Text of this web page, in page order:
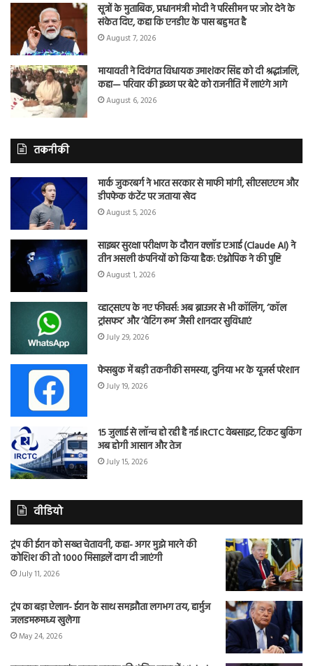
सूत्रों के मुताबिक, प्रधानमंत्री मोदी ने परिसीमन पर जोर देने के
संकेत दिए, कहा कि एनडीए के पास बहुमत है
August 7, 2026
मायावती ने दिवंगत विधायक उमाशंकर सिंह को दी श्रद्धांजलि,
कहा— परिवार की इच्छा पर बेटे को राजनीति में लाएंगे आगे
August 6, 2026
तकनीकी
मार्क जुकरबर्ग ने भारत सरकार से माफी मांगी, सीएसएएम और
डीपफेक कंटेंट पर जताया खेद
August 5, 2026
साइबर सुरक्षा परीक्षण के दौरान क्लॉड एआई (Claude AI) ने
तीन असली कंपनियों को किया हैक: एंथ्रोपिक ने की पुष्टि
August 1, 2026
व्हाट्सएप के नए फीचर्स: अब ब्राउजर से भी कॉलिंग, ‘कॉल
ट्रांसफर’ और ‘वेटिंग रूम’ जैसी शानदार सुविधाएं
July 29, 2026
फेसबुक में बड़ी तकनीकी समस्या, दुनिया भर के यूजर्स परेशान
July 19, 2026
15 जुलाई से लॉन्च हो रही है नई IRCTC वेबसाइट, टिकट बुकिंग
अब होगी आसान और तेज
July 15, 2026
वीडियो
ट्रंप की ईरान को सख्त चेतावनी, कहा- अगर मुझे मारने की
कोशिश की तो 1000 मिसाइलें दाग दी जाएंगी
July 11, 2026
ट्रंप का बड़ा ऐलान- ईरान के साथ समझौता लगभग तय, हार्मुज
जलडमरूमध्य खुलेगा
May 24, 2026